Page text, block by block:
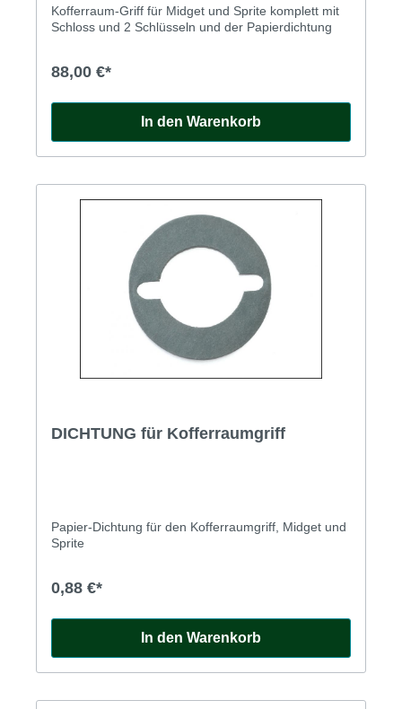
Kofferraum-Griff für Midget und Sprite komplett mit
Schloss und 2 Schlüsseln und der Papierdichtung
88,00 €*
In den Warenkorb
DICHTUNG für Kofferraumgriff
Papier-Dichtung für den Kofferraumgriff, Midget und
Sprite
0,88 €*
In den Warenkorb